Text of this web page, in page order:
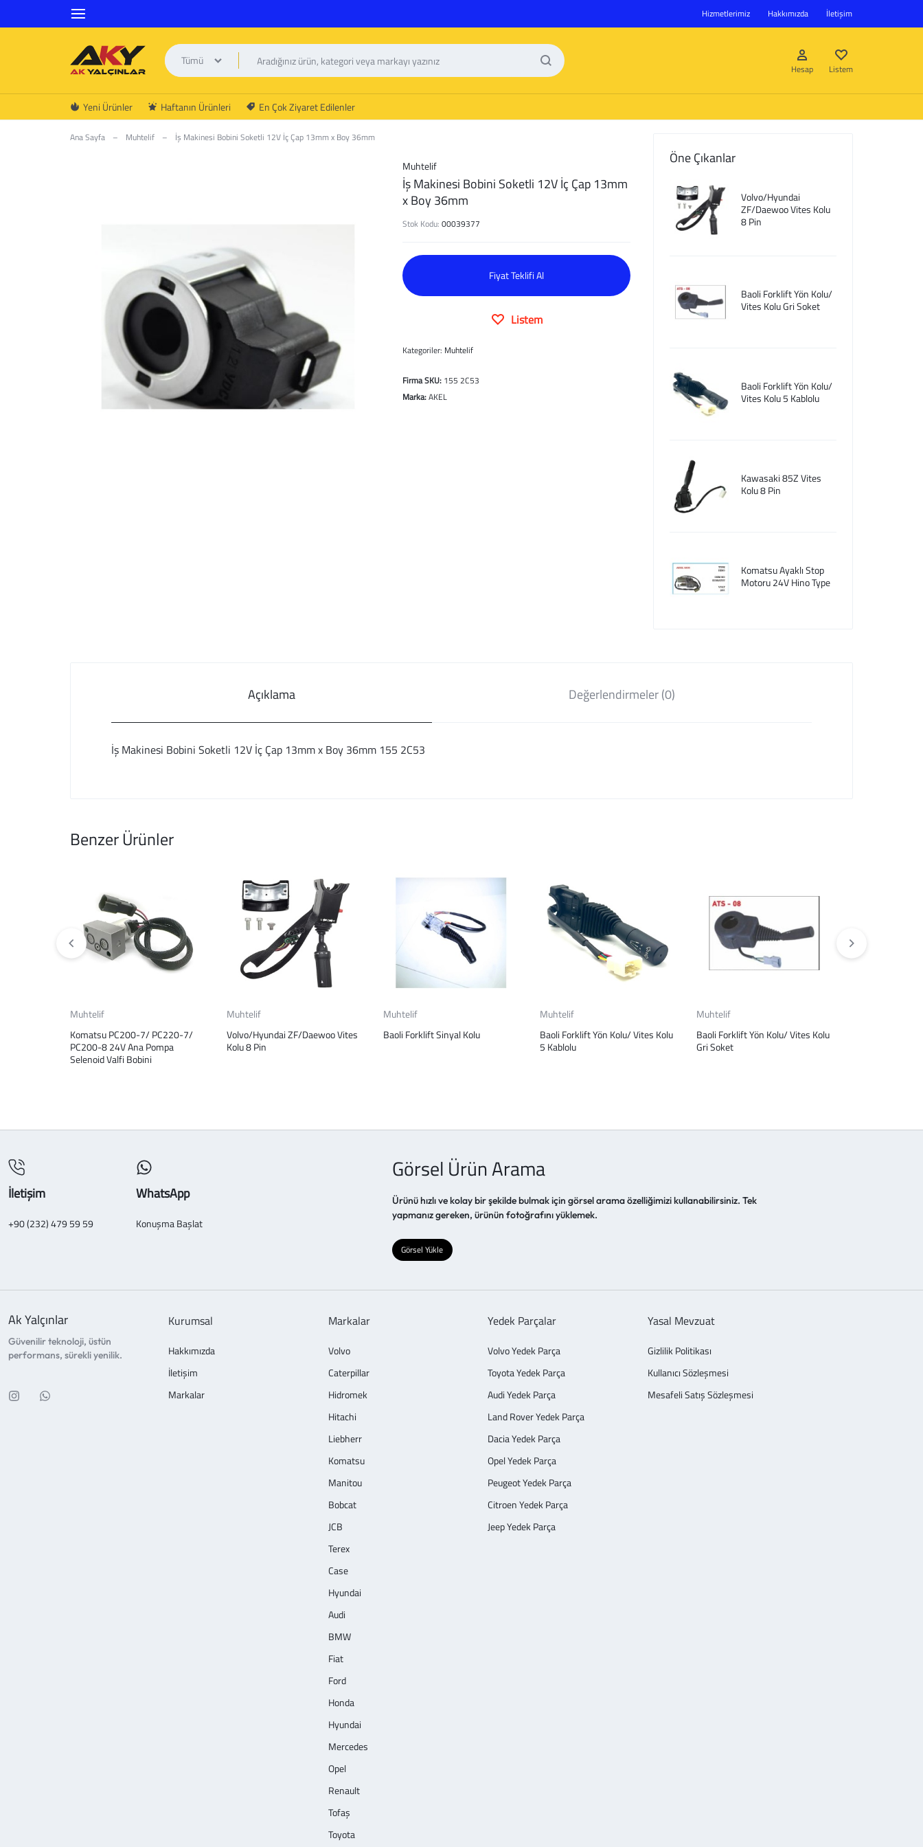
Hizmetlerimiz Hakkımızda İletişim
AK
YALÇINLAR
Tümü
Hesap
Hesap oluştur
Listem
Yeni Ürünler Haftanın Ürünleri En Çok Ziyaret Edilenler
Ana Sayfa – Muhtelif – İş Makinesi Bobini Soketli 12V İç Çap 13mm x Boy 36mm
Muhtelif
İş Makinesi Bobini Soketli 12V İç Çap 13mm
x Boy 36mm
Stok Kodu:00039377
Fiyat Teklifi Al
Listem
Kategoriler: Muhtelif
Firma SKU: 155 2C53
Marka:AKEL
Öne Çıkanlar
Volvo/Hyundai
ZF/Daewoo Vites Kolu
8 Pin
Baoli Forklift Yön Kolu/
Vites Kolu Gri Soket
Baoli Forklift Yön Kolu/
Vites Kolu 5 Kablolu
Kawasaki 85Z Vites
Kolu 8 Pin
Komatsu Ayaklı Stop
Motoru 24V Hino Type
Açıklama Değerlendirmeler (0)
İş Makinesi Bobini Soketli 12V İç Çap 13mm x Boy 36mm 155 2C53
Benzer Ürünler
Muhtelif
Komatsu PC200-7/ PC220-7/
PC200-8 24V Ana Pompa
Selenoid Valfi Bobini
Muhtelif
Volvo/Hyundai ZF/Daewoo Vites
Kolu 8 Pin
Muhtelif
Baoli Forklift Sinyal Kolu
Muhtelif
Baoli Forklift Yön Kolu/ Vites Kolu
5 Kablolu
Muhtelif
Baoli Forklift Yön Kolu/ Vites Kolu
Gri Soket
İletişim
+90 (232) 479 59 59
WhatsApp
Konuşma Başlat
Görsel Ürün Arama
Ürünü hızlı ve kolay bir şekilde bulmak için görsel arama özelliğimizi kullanabilirsiniz. Tek
yapmanız gereken, ürünün fotoğrafını yüklemek.
Görsel Yükle
Ak Yalçınlar
Güvenilir teknoloji, üstün
performans, sürekli yenilik.
Kurumsal
Hakkımızda
İletişim
Markalar
Markalar
Volvo
Caterpillar
Hidromek
Hitachi
Liebherr
Komatsu
Manitou
Bobcat
JCB
Terex
Case
Hyundai
Audi
BMW
Fiat
Ford
Honda
Hyundai
Mercedes
Opel
Renault
Tofaş
Toyota
Yedek Parçalar
Volvo Yedek Parça
Toyota Yedek Parça
Audi Yedek Parça
Land Rover Yedek Parça
Dacia Yedek Parça
Opel Yedek Parça
Peugeot Yedek Parça
Citroen Yedek Parça
Jeep Yedek Parça
Yasal Mevzuat
Gizlilik Politikası
Kullanıcı Sözleşmesi
Mesafeli Satış Sözleşmesi